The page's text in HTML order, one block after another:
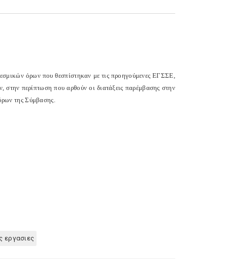
όρων που θεσπίστηκαν με τις προηγούμενες ΕΓΣΣΕ,
περίπτωση που αρθούν οι διατάξεις παρέμβασης στην
της Σύμβασης.
εργασιες